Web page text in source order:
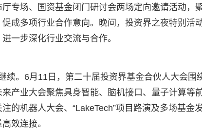
专场、国资基金闭门研讨会两场定向邀请活动，
成多项行业合作意向。晚间，投资界之夜特别活
一步深化行业交流与合作。
续。6月11日，第二十届投资界基金合伙人大会围
产业大会聚焦具身智能、脑机接口、量子计算等
的机器人大会、“LakeTech”项目路演及多场基金
效连接。